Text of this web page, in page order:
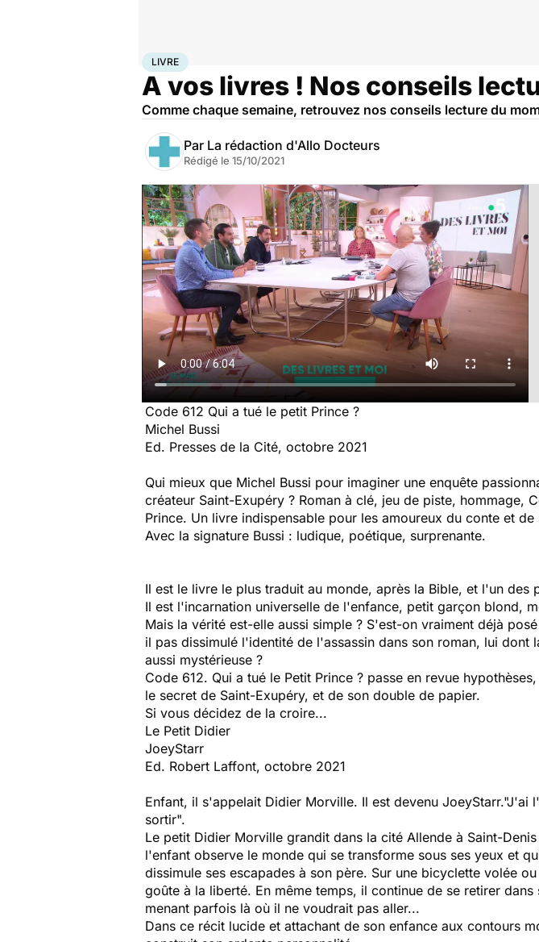
AccueilBien-être
LIVRE
A vos livres ! Nos conseils
Comme chaque semaine, retrouvez nos conseils lecture du
Par La rédaction d'Allo Docteurs
Rédigé le 15/10/2021
Code 612 Qui a tué le petit Prince ?
Michel Bussi
Ed. Presses de la Cité, octobre 2021
Qui mieux que Michel Bussi pour imaginer une enquête
créateur Saint-Exupéry ? Roman à clé, jeu de piste, hommage,
Prince. Un livre indispensable pour les amoureux du conte et de
Avec la signature Bussi : ludique, poétique, surprenante.
Il est le livre le plus traduit au monde, après la Bible, et l'un des
Il est l'incarnation universelle de l'enfance, petit garçon blond,
Mais la vérité est-elle aussi simple ? S'est-on vraiment déjà
il pas dissimulé l'identité de l'assassin dans son roman, lui
aussi mystérieuse ?
Code 612. Qui a tué le Petit Prince ? passe en revue
le secret de Saint-Exupéry, et de son double de papier.
Si vous décidez de la croire...
Le Petit Didier
JoeyStarr
Ed. Robert Laffont, octobre 2021
Enfant, il s'appelait Didier Morville. Il est devenu JoeyStarr."J'ai
sortir".
Le petit Didier Morville grandit dans la cité Allende à Saint-
l'enfant observe le monde qui se transforme sous ses yeux et
dissimule ses escapades à son père. Sur une bicyclette volée
goûte à la liberté. En même temps, il continue de se retirer
menant parfois là où il ne voudrait pas aller...
Dans ce récit lucide et attachant de son enfance aux contours